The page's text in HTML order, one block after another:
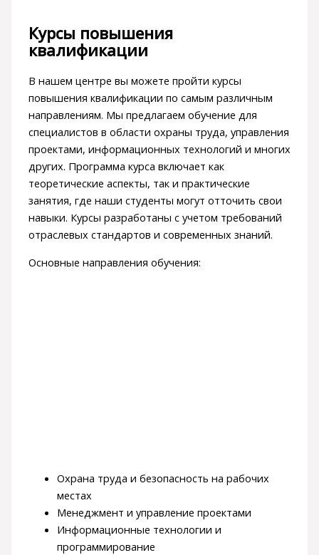
Курсы повышения
квалификации
В нашем центре вы можете пройти курсы
повышения квалификации по самым различным
направлениям. Мы предлагаем обучение для
специалистов в области охраны труда, управления
проектами, информационных технологий и многих
других. Программа курса включает как
теоретические аспекты, так и практические
занятия, где наши студенты могут отточить свои
навыки. Курсы разработаны с учетом требований
отраслевых стандартов и современных знаний.
Основные направления обучения:
Охрана труда и безопасность на рабочих
местах
Менеджмент и управление проектами
Информационные технологии и
программирование